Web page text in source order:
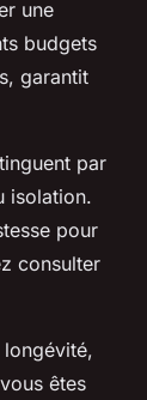
une
budgets
garantit
par
isolation.
pour
consulter
êtes